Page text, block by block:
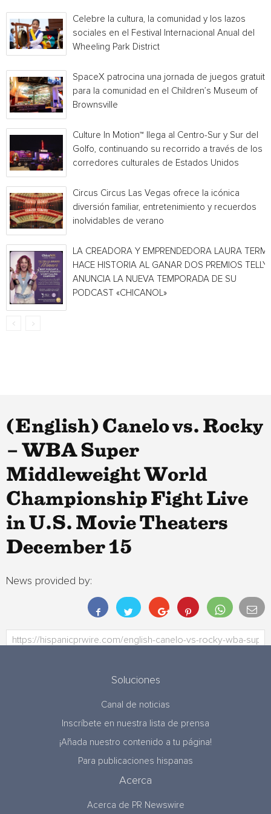
Celebre la cultura, la comunidad y los lazos
sociales en el Festival Internacional Anual del
Wheeling Park District
SpaceX patrocina una jornada de juegos gratuita
para la comunidad en el Children’s Museum of
Brownsville
Culture In Motion™ llega al Centro-Sur y Sur del
Golfo, continuando su recorrido a través de los
corredores culturales de Estados Unidos
Circus Circus Las Vegas ofrece la icónica
diversión familiar, entretenimiento y recuerdos
inolvidables de verano
LA CREADORA Y EMPRENDEDORA LAURA
HACE HISTORIA AL GANAR DOS PREMIOS TELLY
ANUNCIA LA NUEVA TEMPORADA DE SU
PODCAST «CHICANOL»
(English) Canelo vs. Rocky
– WBA Super
Middleweight World
Championship Fight Live
in U.S. Movie Theaters
December 15
News provided by:
Soluciones
Canal de noticias
Inscríbete en nuestra lista de prensa
¡Añada nuestro contenido a tu página!
Para publicaciones hispanas
Acerca
Acerca de PR Newswire